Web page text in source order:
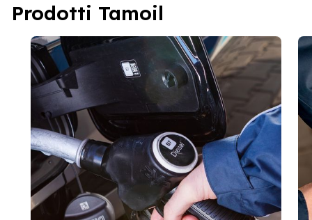
Prodotti Tamoil